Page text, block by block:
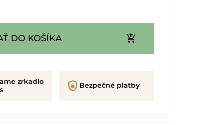
DO KOŠÍKA add_shopping_cart
zrkadlo
shield_lock Bezpečné platby